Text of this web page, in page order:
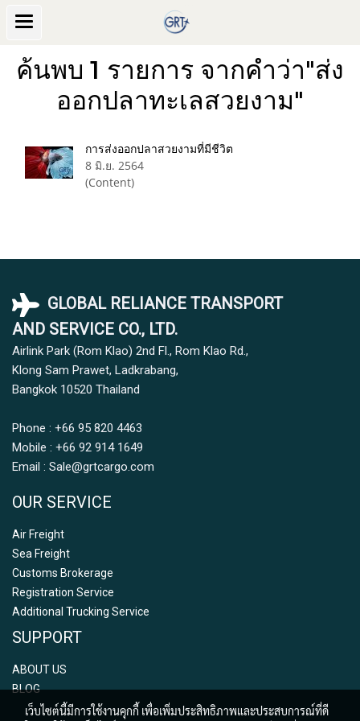
ค้นพบ 1 รายการ จากคำว่า"ส่ง
ออกปลาทะเลสวยงาม"
การส่งออกปลาสวยงามที่มีชีวิต
8 มิ.ย. 2564
(Content)
GLOBAL RELIANCE TRANSPORT
AND SERVICE CO., LTD.
Airlink Park (Rom Klao) 2nd Fl., Rom Klao Rd.,
Klong Sam Prawet, Ladkrabang,
Bangkok 10520 Thailand
Phone : +66 95 820 4463
Mobile : +66 92 914 1649
Email : Sale@grtcargo.com
OUR SERVICE
Air Freight
Sea Freight
Customs Brokerage
Registration Service
Additional Trucking Service
SUPPORT
ABOUT US
BLOG
เว็บไซต์นี้มีการใช้งานคุกกี้ เพื่อเพิ่มประสิทธิภาพและประสบการณ์ที่ดี